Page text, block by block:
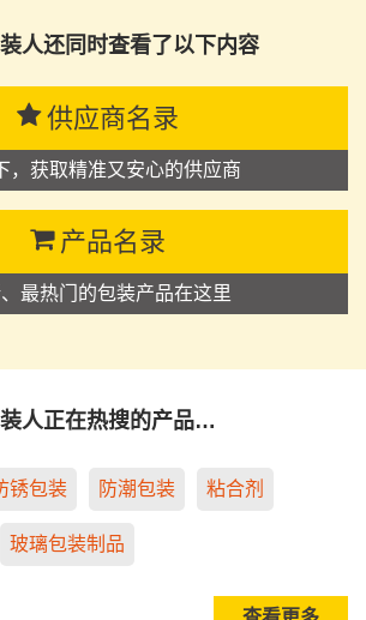
人还同时查看了以下内容
供应商名录
，获取精准又安心的供应商
产品名录
最热门的包装产品在这里
人正在热搜的产品…
锈包装 防潮包装 粘合剂
玻璃包装制品